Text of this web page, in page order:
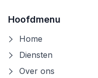
Hoofdmenu
Home
Diensten
Over ons